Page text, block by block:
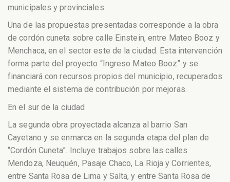
municipales y provinciales.
Una de las propuestas presentadas corresponde a la obra
de cordón cuneta sobre calle Einstein, entre Mateo Booz y
Menchaca, en el sector este de la ciudad. Esta intervención
forma parte del proyecto “Ingreso Mateo Booz” y se
financiará con recursos propios del municipio, recuperados
mediante el sistema de contribución por mejoras.
En el sur de la ciudad
La segunda obra proyectada alcanza al barrio San
Cayetano y se enmarca en la segunda etapa del plan de
“Cordón Cuneta”. Incluye trabajos sobre las calles
Mendoza, Neuquén, Pasaje Chaco, La Rioja y Corrientes,
entre Santa Rosa de Lima y Salta, y entre Santa Rosa de